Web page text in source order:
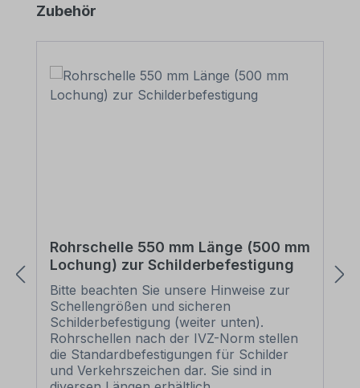
Produktgalerie überspringen
Zubehör
Rohrschelle 550 mm Länge (500 mm
Lochung) zur Schilderbefestigung
Bitte beachten Sie unsere Hinweise zur
Schellengrößen und sicheren
Schilderbefestigung (weiter unten).
Rohrschellen nach der IVZ-Norm stellen
die Standardbefestigungen für Schilder
und Verkehrszeichen dar. Sie sind in